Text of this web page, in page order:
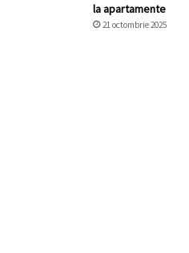
la apartamente
21 octombrie 2025